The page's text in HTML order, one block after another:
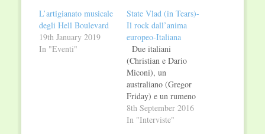
L’artigianato musicale
degli Hell Boulevard
19th January 2019
In "Eventi"
State Vlad (in Tears)-
Il rock dall’anima
europeo-Italiana
Due italiani
(Christian e Dario
Miconi), un
australiano (Gregor
Friday) e un rumeno
(Cosmo Cadar):
questa è
8th September 2016
In "Interviste"